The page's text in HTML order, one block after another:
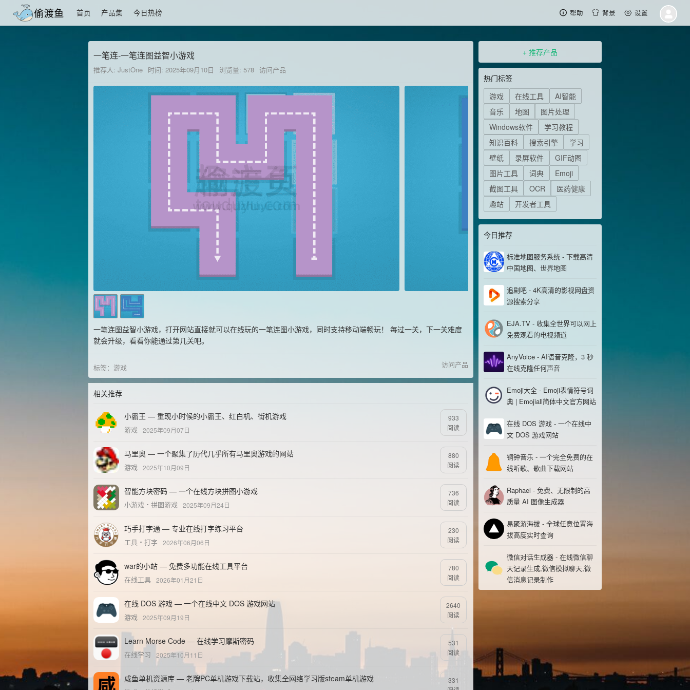
首页 产品集 今日热榜 帮助 背景 设置
一笔连-一笔连图益智小游戏
推荐人: JustOne 时间: 2025年09月10日 浏览量: 578 访问产品
一笔连图益智小游戏，打开网站直接就可以在线玩的一笔连图小游戏，同时支持移动端畅玩！ 每过一关，下一关难度
就会升级，看看你能通过第几关吧。
标签： 游戏 访问产品
相关推荐
小霸王 — 重现小时候的小霸王、红白机、街机游戏
游戏 2025年09月07日
933
阅读
马里奥 — 一个聚集了历代几乎所有马里奥游戏的网站
游戏 2025年10月09日
880
阅读
智能方块密码 — 一个在线方块拼图小游戏
小游戏 拼图游戏 2025年09月24日
736
阅读
巧手打字通 — 专业在线打字练习平台
工具 打字 2026年06月06日
230
阅读
war的小站 — 免费多功能在线工具平台
在线工具 2026年01月21日
780
阅读
在线 DOS 游戏 — 一个在线中文 DOS 游戏网站
游戏 2025年09月19日
2640
阅读
Learn Morse Code — 在线学习摩斯密码
在线学习 2025年10月11日
531
阅读
咸鱼单机资源库 — 老牌PC单机游戏下载站，收集全网络学习版steam单机游戏
331
+ 推荐产品
热门标签
游戏
在线工具
AI智能
音乐
地图
图片处理
Windows软件
学习教程
知识百科
搜索引擎
学习
壁纸
录屏软件
GIF动图
图片工具
词典
Emoji
截图工具
OCR
医药健康
趣站
开发者工具
今日推荐
标准地图服务系统 - 下载高清
中国地图、世界地图
追剧吧 - 4K高清的影视网盘资
源搜索分享
EJA.TV - 收集全世界可以网上
免费观看的电视频道
AnyVoice - AI语音克隆，3 秒
在线克隆任何声音
Emoji大全 - Emoji表情符号词
典 | Emojiall简体中文官方网站
在线 DOS 游戏 - 一个在线中
文 DOS 游戏网站
铜钟音乐 - 一个完全免费的在
线听歌、歌曲下载网站
Raphael - 免费、无限制的高
质量 AI 图像生成器
易聚游海拔 - 全球任意位置海
拔高度实时查询
微信对话生成器 - 在线微信聊
天记录生成,微信模拟聊天,微
信消息记录制作